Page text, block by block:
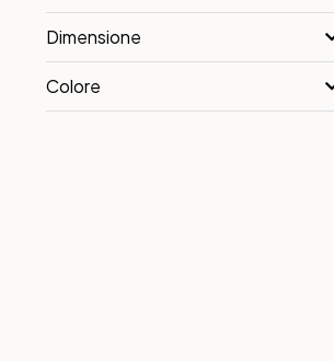
Dimensione
Colore